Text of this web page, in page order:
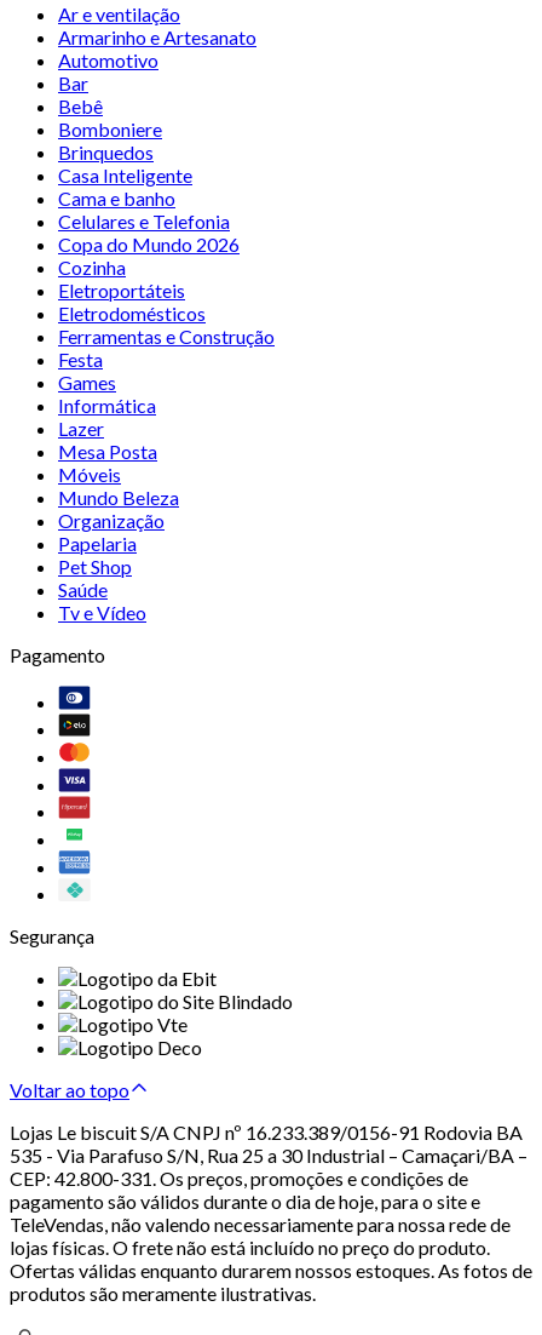
Ar e ventilação
Armarinho e Artesanato
Automotivo
Bar
Bebê
Bomboniere
Brinquedos
Casa Inteligente
Cama e banho
Celulares e Telefonia
Copa do Mundo 2026
Cozinha
Eletroportáteis
Eletrodomésticos
Ferramentas e Construção
Festa
Games
Informática
Lazer
Mesa Posta
Móveis
Mundo Beleza
Organização
Papelaria
Pet Shop
Saúde
Tv e Vídeo
Pagamento
Segurança
Voltar ao topo
Lojas Le biscuit S/A CNPJ nº 16.233.389/0156-91 Rodovia BA
535 - Via Parafuso S/N, Rua 25 a 30 Industrial – Camaçari/BA –
CEP: 42.800-331. Os preços, promoções e condições de
pagamento são válidos durante o dia de hoje, para o site e
TeleVendas, não valendo necessariamente para nossa rede de
lojas físicas. O frete não está incluído no preço do produto.
Ofertas válidas enquanto durarem nossos estoques. As fotos de
produtos são meramente ilustrativas.